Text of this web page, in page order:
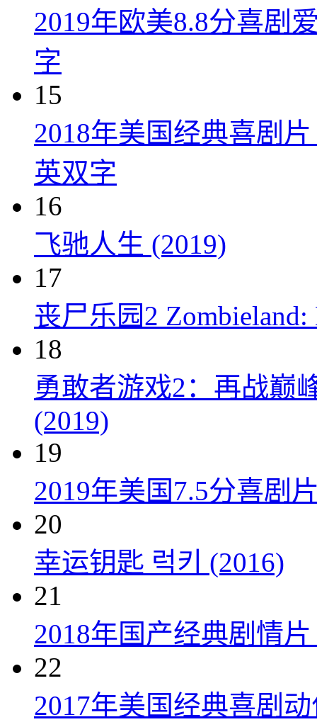
2019年欧美8.8分喜剧
字
15
2018年美国经典喜剧
英双字
16
飞驰人生 (2019)
17
丧尸乐园2 Zombieland:
18
勇敢者游戏2：再战巅
(2019)
19
2019年美国7.5分喜剧
20
幸运钥匙 럭키 (2016)
21
2018年国产经典剧情
22
2017年美国经典喜剧